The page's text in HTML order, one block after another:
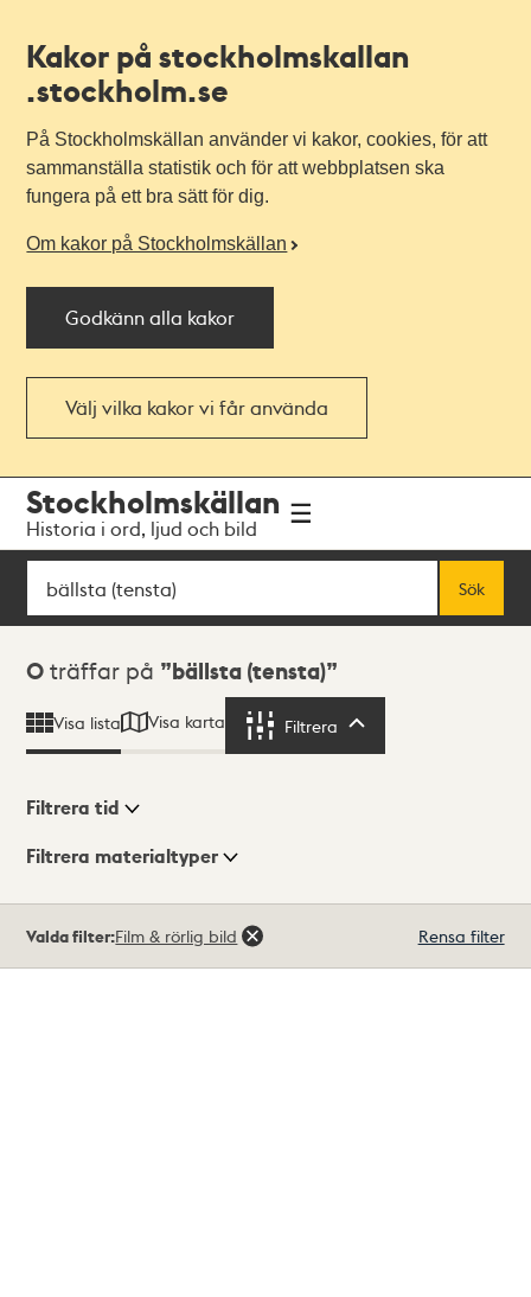
Kakor på stockholmskallan
.stockholm.se
På Stockholmskällan använder vi kakor, cookies, för att
sammanställa statistik och för att webbplatsen ska
fungera på ett bra sätt för dig.
Om kakor på Stockholmskällan
Godkänn alla kakor
Välj vilka kakor vi får använda
navigationen
huvudinnehållet
Stockholmskällan
Historia i ord, ljud och bild
Sök
Sök
Sökresultat
0 träffar på bällsta (tensta)
Visa lista Visa karta Filtrera
Visningsläge
Filtrera tid
Filtrera materialtyper
träffar
Valda filter:Film & rörlig bild Rensa filter